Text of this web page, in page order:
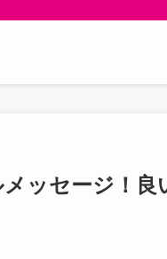
ッセージ！良